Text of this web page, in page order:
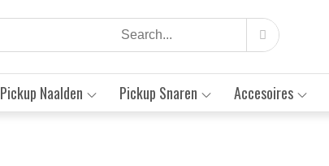
Pickup Naalden Pickup Snaren Accesoires